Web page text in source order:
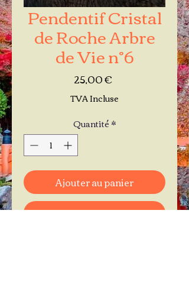
Pendentif Cristal
de Roche Arbre
de Vie n°6
25,00 €Prix
TVA Incluse
Quantité*
Ajouter au panier
Commander et payer